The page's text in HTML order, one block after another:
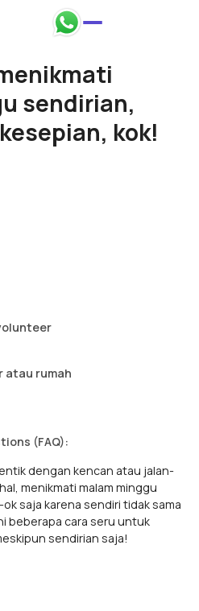
sendirian,
kok!
atau rumah
(FAQ):
dengan kencan atau jalan-
menikmati malam minggu
saja karena sendiri tidak sama
beberapa cara seru untuk
sendirian saja!